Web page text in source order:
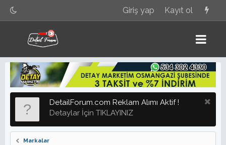
Giriş yap Kayıt ol
DetailForum.com Reklam Alımı Aktif !
Detaylar İçin TIKLAYINIZ
Markalar